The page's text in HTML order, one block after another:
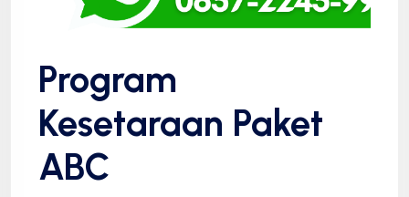
Program
Kesetaraan Paket
ABC